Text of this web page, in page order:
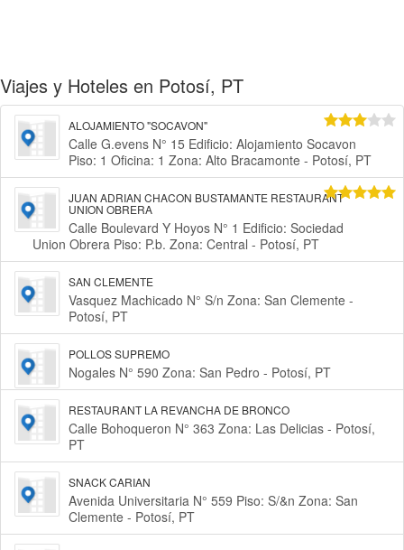
Viajes y Hoteles en Potosí, PT
ALOJAMIENTO "SOCAVON"
Calle G.evens N° 15 Edificio: Alojamiento Socavon
Piso: 1 Oficina: 1 Zona: Alto Bracamonte - Potosí, PT
JUAN ADRIAN CHACON BUSTAMANTE RESTAURANT
UNION OBRERA
Calle Boulevard Y Hoyos N° 1 Edificio: Sociedad
Union Obrera Piso: P.b. Zona: Central - Potosí, PT
SAN CLEMENTE
Vasquez Machicado N° S/n Zona: San Clemente -
Potosí, PT
POLLOS SUPREMO
Nogales N° 590 Zona: San Pedro - Potosí, PT
RESTAURANT LA REVANCHA DE BRONCO
Calle Bohoqueron N° 363 Zona: Las Delicias - Potosí,
PT
SNACK CARIAN
Avenida Universitaria N° 559 Piso: S/&n Zona: San
Clemente - Potosí, PT